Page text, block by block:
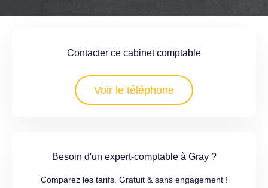
Contacter ce cabinet comptable
Voir le téléphone
Besoin d'un expert-comptable à Gray ?
Comparez les tarifs. Gratuit & sans engagement !